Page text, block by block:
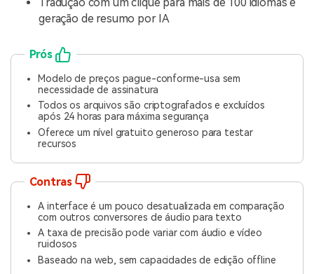
Tradução com um clique para mais de 100 idiomas e
geração de resumo por IA
Prós
Modelo de preços pague-conforme-usa sem
necessidade de assinatura
Todos os arquivos são criptografados e excluídos
após 24 horas para máxima segurança
Oferece um nível gratuito generoso para testar
recursos
Contras
A interface é um pouco desatualizada em comparação
com outros conversores de áudio para texto
A taxa de precisão pode variar com áudio e vídeo
ruidosos
Baseado na web, sem capacidades de edição offline